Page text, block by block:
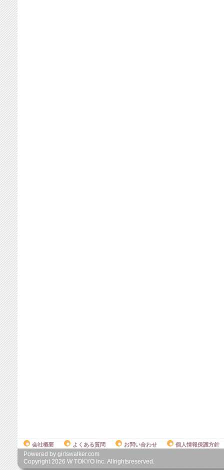
会社概要 よくある質問 お問い合わせ 個人情報保護方針
Powered by girlswalker.com
Copyright 2026 W TOKYO Inc. Allrightsreserved.